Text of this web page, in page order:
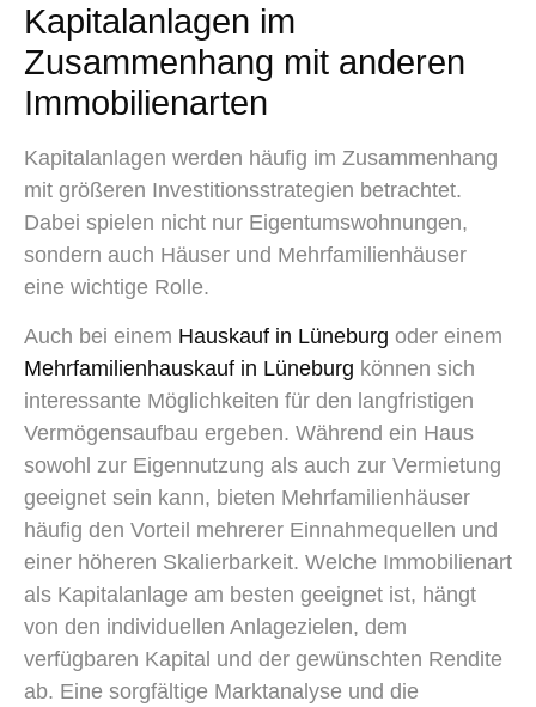
Kapitalanlagen im
Zusammenhang mit anderen
Immobilienarten
Kapitalanlagen werden häufig im Zusammenhang
mit größeren Investitionsstrategien betrachtet.
Dabei spielen nicht nur Eigentumswohnungen,
sondern auch Häuser und Mehrfamilienhäuser
eine wichtige Rolle.
Auch bei einem Hauskauf in Lüneburg oder einem
Mehrfamilienhauskauf in Lüneburg können sich
interessante Möglichkeiten für den langfristigen
Vermögensaufbau ergeben. Während ein Haus
sowohl zur Eigennutzung als auch zur Vermietung
geeignet sein kann, bieten Mehrfamilienhäuser
häufig den Vorteil mehrerer Einnahmequellen und
einer höheren Skalierbarkeit. Welche Immobilienart
als Kapitalanlage am besten geeignet ist, hängt
von den individuellen Anlagezielen, dem
verfügbaren Kapital und der gewünschten Rendite
ab. Eine sorgfältige Marktanalyse und die